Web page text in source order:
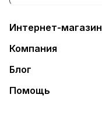
Интернет-магазин
Компания
Блог
Помощь